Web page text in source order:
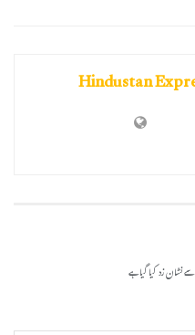
Hindustan
سے نشان زد کیا گیا ہے